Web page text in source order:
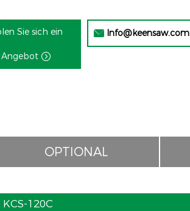
Sie sich ein
Angebot 
 Info@keensaw.com
OPTIONAL
KCS-120C